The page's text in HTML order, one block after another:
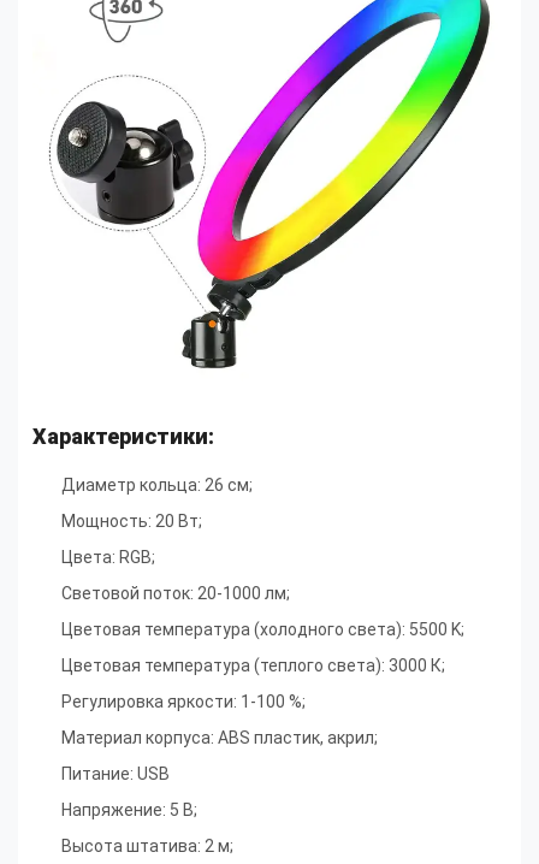
Характеристики:
Диаметр кольца: 26 см;
Мощность: 20 Вт;
Цвета: RGB;
Световой поток: 20-1000 лм;
Цветовая температура (холодного света): 5500 K;
Цветовая температура (теплого света): 3000 К;
Регулировка яркости: 1-100 %;
Материал корпуса: ABS пластик, акрил;
Питание: USB
Напряжение: 5 В;
Высота штатива: 2 м;